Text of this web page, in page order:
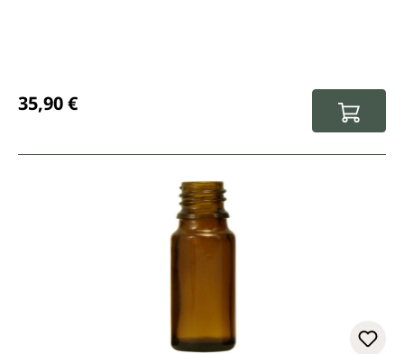
35,90 €